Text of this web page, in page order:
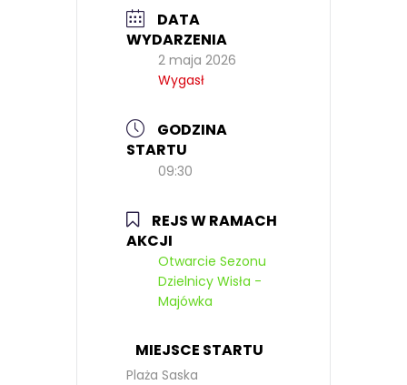
DATA
WYDARZENIA
2 maja 2026
Wygasł
GODZINA
STARTU
09:30
REJS W RAMACH
AKCJI
Otwarcie Sezonu
Dzielnicy Wisła -
Majówka
MIEJSCE STARTU
Plaża Saska